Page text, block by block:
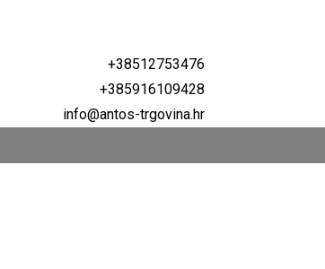
+38512753476
+385916109428
info@antos-trgovina.hr